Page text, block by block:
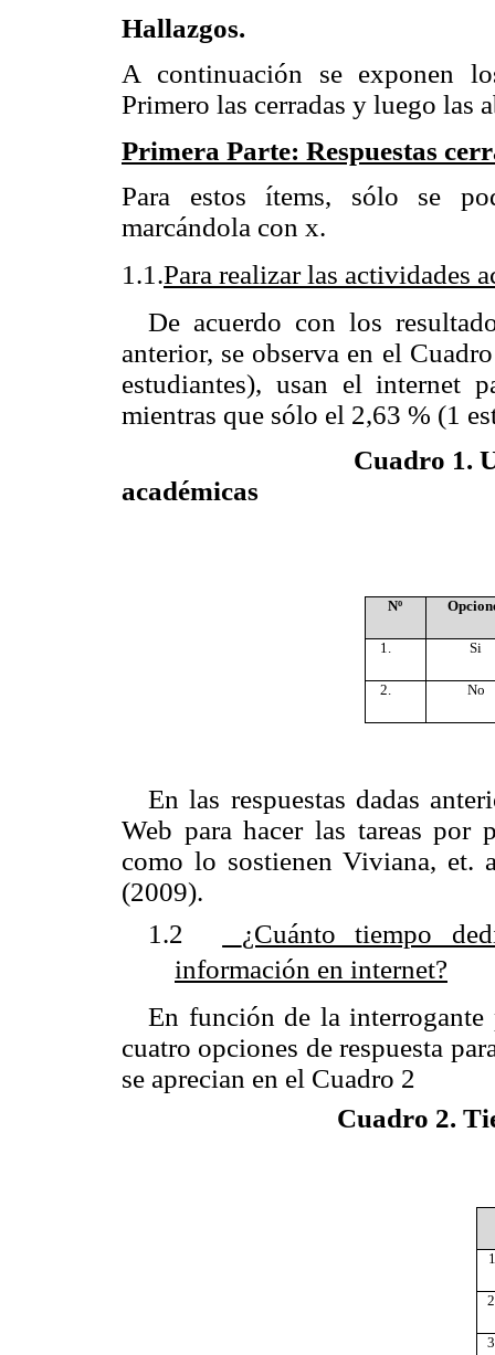
Hallazgos.
A continuación se exponen
Primero las cerradas y luego las
Primera Parte: Respuestas
Para estos ítems, sólo se
marcándola con x.
1.1.Para realizar las actividades
De acuerdo con los
anterior, se observa en el
estudiantes), usan el internet
mientras que sólo el 2,63 % (1
Cuadro 1.
académicas
Nº
1. Si
2. No
En las respuestas dadas
Web para hacer las tareas por
como lo sostienenViviana, et.
(2009).
1.2
¿Cuánto tiempo
información en internet?
En función de la interrogante
cuatro opciones de respuesta
se aprecian en el Cuadro 2
Cuadro 2.